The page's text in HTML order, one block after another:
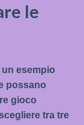
le
un esempio
possano
gioco
tra tre